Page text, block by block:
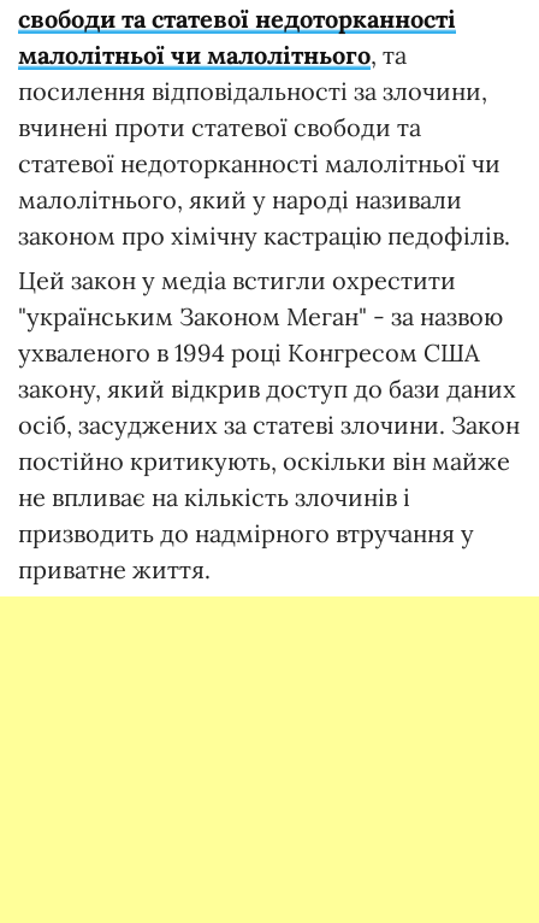
свободи та статевої недоторканності
малолітньої чи малолітнього, та
посилення відповідальності за злочини,
вчинені проти статевої свободи та
статевої недоторканності малолітньої чи
малолітнього, який у народі називали
законом про хімічну кастрацію педофілів.
Цей закон у медіа встигли охрестити
"українським Законом Меган" - за назвою
ухваленого в 1994 році Конгресом США
закону, який відкрив доступ до бази даних
осіб, засуджених за статеві злочини. Закон
постійно критикують, оскільки він майже
не впливає на кількість злочинів і
призводить до надмірного втручання у
приватне життя.